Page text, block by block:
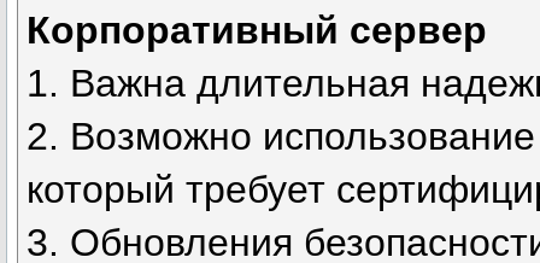
Корпоративный сервер
1. Важна длительная
2. Возможно
который требует
3. Обновления